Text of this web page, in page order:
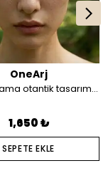
OneArj
Altın kaplama otantik tasarım saç aksesuarı
1,650 ₺
SEPETE EKLE